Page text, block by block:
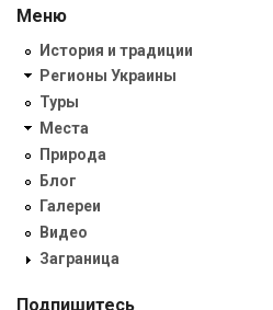
Меню
История и традиции
Регионы Украины
Туры
Места
Природа
Блог
Галереи
Видео
Заграница
Подпишитесь